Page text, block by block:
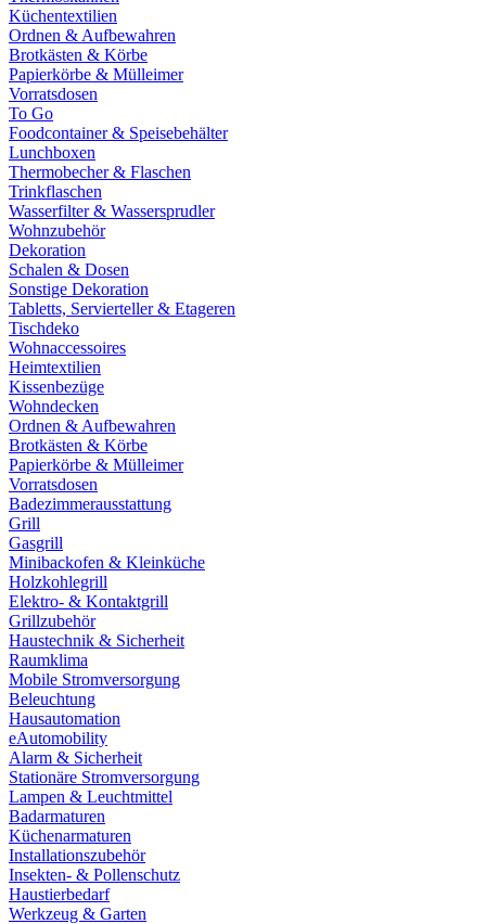
Küchentextilien
Ordnen & Aufbewahren
Brotkästen & Körbe
Papierkörbe & Mülleimer
Vorratsdosen
To Go
Foodcontainer & Speisebehälter
Lunchboxen
Thermobecher & Flaschen
Trinkflaschen
Wasserfilter & Wassersprudler
Wohnzubehör
Dekoration
Schalen & Dosen
Sonstige Dekoration
Tabletts, Servierteller & Etageren
Tischdeko
Wohnaccessoires
Heimtextilien
Kissenbezüge
Wohndecken
Ordnen & Aufbewahren
Brotkästen & Körbe
Papierkörbe & Mülleimer
Vorratsdosen
Badezimmerausstattung
Grill
Gasgrill
Minibackofen & Kleinküche
Holzkohlegrill
Elektro- & Kontaktgrill
Grillzubehör
Haustechnik & Sicherheit
Raumklima
Mobile Stromversorgung
Beleuchtung
Hausautomation
eAutomobility
Alarm & Sicherheit
Stationäre Stromversorgung
Lampen & Leuchtmittel
Badarmaturen
Küchenarmaturen
Installationszubehör
Insekten- & Pollenschutz
Haustierbedarf
Werkzeug & Garten